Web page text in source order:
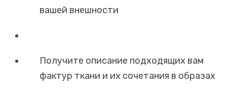
вашей внешности
Получите описание подходящих вам
фактур ткани и их сочетания в образах